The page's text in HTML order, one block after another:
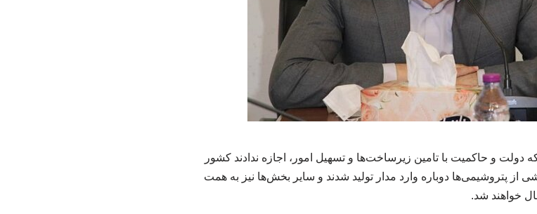
دولت و حاکمیت با تامین زیرساخت‌ها و تسهیل امور، اجازه ندادند کشور
از پتروشیمی‌ها دوباره وارد مدار تولید شدند و سایر بخش‌ها نیز به همت
خواهند شد.